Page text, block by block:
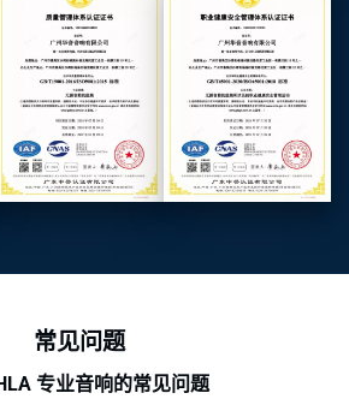
常见问题
专业音响的常见问题